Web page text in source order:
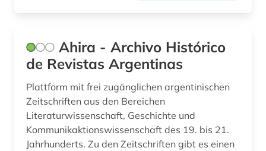
Ahira - Archivo Histórico
de Revistas Argentinas
Plattform mit frei zugänglichen argentinischen
Zeitschriften aus den Bereichen
Literaturwissenschaft, Geschichte und
Kommunikaktionswissenschaft des 19. bis 21.
Jahrhunderts. Zu den Zeitschriften gibt es einen